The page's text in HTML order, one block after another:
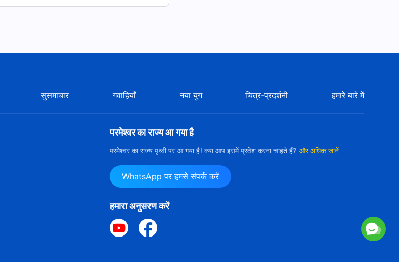
Hindi Christian Song | इंसान को
उन्हें आशीष देता है जो ईमानदार हैं
5:32
Hindi Christian Song | बहुत
सुसमाचार गवाहियाँ नया युग चित्र-प्रदर्शनी हमारे बारे में
परमेश्वर का राज्य आ गया है
परमेश्वर का राज्य पृथ्वी पर आ गया है! क्या आप इसमें प्रवेश करना चाहते हैं? और अधिक जानें
WhatsApp पर हमसे संपर्क करें
हमारा अनुसरण करें